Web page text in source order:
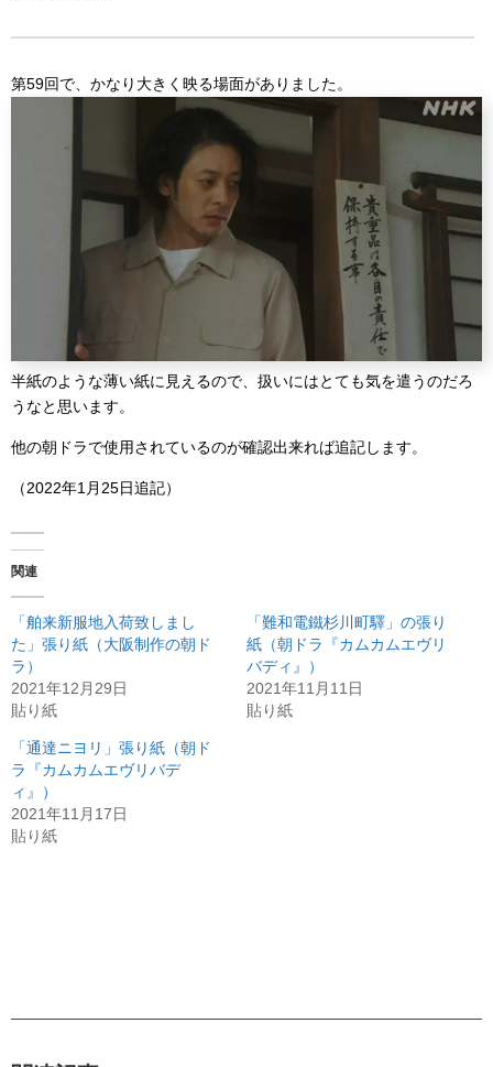
第59回で、かなり大きく映る場面がありました。
半紙のような薄い紙に見えるので、扱いにはとても気を遣うのだろ
うなと思います。
他の朝ドラで使用されているのが確認出来れば追記します。
（2022年1月25日追記）
関連
「舶来新服地入荷致しまし
た」張り紙（大阪制作の朝ド
ラ）
2021年12月29日
貼り紙
「難和電鐵杉川町驛」の張り
紙（朝ドラ『カムカムエヴリ
バディ』）
2021年11月11日
貼り紙
「通達ニヨリ」張り紙（朝ド
ラ『カムカムエヴリバデ
ィ』）
2021年11月17日
貼り紙